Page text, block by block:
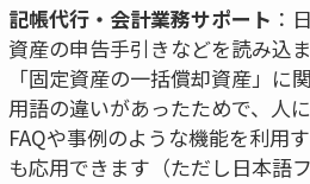
記帳代行・会計業務サポート ：
資産の申告手引きなどを読み込
「固定資産の一括償却資産」
用語の違いがあったためで、人
FAQや事例のような機能を利用
も応用できます（ただし日本語